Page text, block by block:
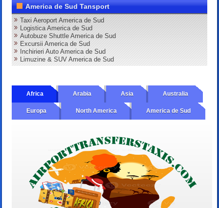
America de Sud Tansport
Taxi Aeroport America de Sud
Logistica America de Sud
Autobuze Shuttle America de Sud
Excursii America de Sud
Inchirieri Auto America de Sud
Limuzine & SUV America de Sud
Africa Arabia Asia Australia
Europa North America America de Sud